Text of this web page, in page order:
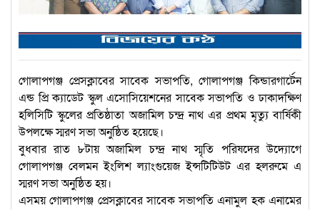
গোলাপগঞ্জ প্রেসক্লাবের সাবেক সভাপতি, গোলাপগঞ্জ কিন্ডারগার্টেন
এন্ড প্রি ক্যাডেট স্কুল এসোসিয়েশনের সাবেক সভাপতি ও ঢাকাদক্ষিণ
হলিসিটি স্কুলের প্রতিষ্ঠাতা অজামিল চন্দ্র নাথ এর প্রথম মৃত্যু বার্ষিকী
উপলক্ষে স্মরণ সভা অনুষ্ঠিত হয়েছে।
বুধবার রাত ৮টায় অজামিল চন্দ্র নাথ স্মৃতি পরিষদের উদ্যোগে
গোলাপগঞ্জ বেলমন ইংলিশ ল্যাংগুয়েজ ইন্সটিটিউট এর হলরুমে এ
স্মরণ সভা অনুষ্ঠিত হয়।
এসময় গোলাপগঞ্জ প্রেসক্লাবের সাবেক সভাপতি এনামুল হক এনামের